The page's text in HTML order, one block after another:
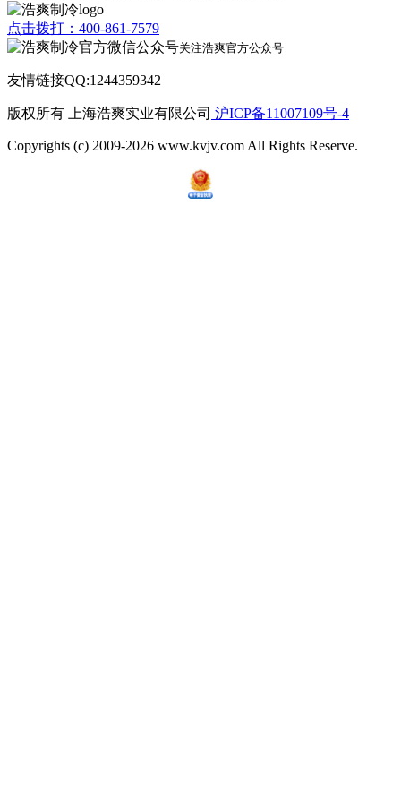
点击拨打：400-861-7579
关注浩爽官方公众号
友情链接QQ:1244359342
版权所有 上海浩爽实业有限公司 沪ICP备11007109号-4
Copyrights (c) 2009-2026 www.kvjv.com All Rights Reserve.